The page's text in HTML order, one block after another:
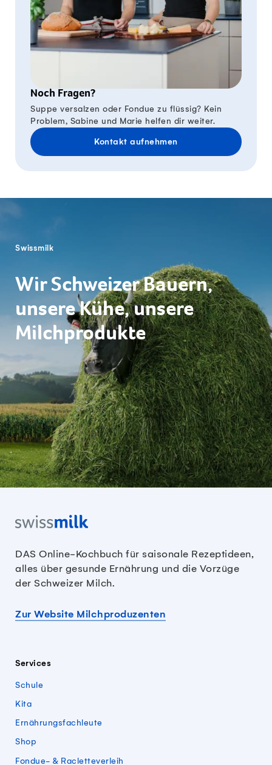
Noch Fragen?
Suppe versalzen oder Fondue zu flüssig? Kein
Problem, Sabine und Marie helfen dir weiter.
Kontakt aufnehmen
Fusszeile
Swissmilk
Wir Schweizer Bauern,
unsere Kühe, unsere
Milchprodukte
DAS Online-Kochbuch für saisonale Rezeptideen,
alles über gesunde Ernährung und die Vorzüge
der Schweizer Milch.
Zur Website Milchproduzenten
Services
Schule
Kita
Ernährungsfachleute
Shop
Fondue- & Racletteverleih